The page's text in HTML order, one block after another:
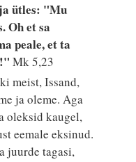
ütles: "Mu
Oh et sa
peale, et ta
Mk 5,23
meist, Issand,
ja oleme. Aga
oleksid kaugel,
eemale eksinud.
juurde tagasi,